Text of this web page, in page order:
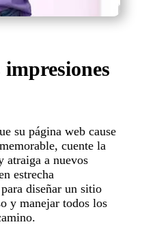
su página web cause
cuente la
atraiga a nuevos
estrecha
diseñar un sitio
y manejar todos los